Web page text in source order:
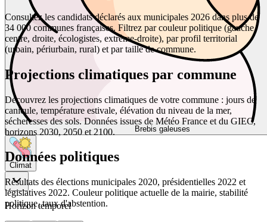
Brebis galeuses
Climat
Horizon temporel
Consultez les candidats déclarés aux municipales 2026 dans plus de
34 000 communes françaises. Filtrez par couleur politique (gauche,
centre, droite, écologistes, extrême-droite), par profil territorial
(urbain, périurbain, rural) et par taille de commune.
Projections climatiques par commune
Découvrez les projections climatiques de votre commune : jours de
canicule, température estivale, élévation du niveau de la mer,
sécheresses des sols. Données issues de Météo France et du GIEC,
horizons 2030, 2050 et 2100.
Données politiques
Résultats des élections municipales 2020, présidentielles 2022 et
législatives 2022. Couleur politique actuelle de la mairie, stabilité
politique, taux d'abstention.